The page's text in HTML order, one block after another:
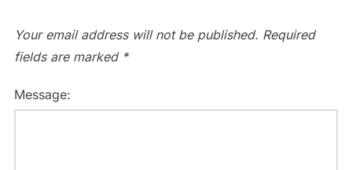
Your email address will not be published. Required
fields are marked *
Message: